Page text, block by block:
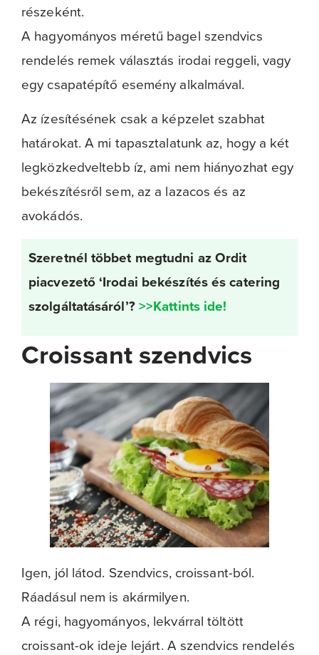
részeként.
A hagyományos méretű bagel szendvics
rendelés remek választás irodai reggeli, vagy
egy csapatépítő esemény alkalmával.
Az ízesítésének csak a képzelet szabhat
határokat. A mi tapasztalatunk az, hogy a két
legközkedveltebb íz, ami nem hiányozhat egy
bekészítésről sem, az a lazacos és az
avokádós.
Szeretnél többet megtudni az Ordit
piacvezető ‘Irodai bekészítés és catering
szolgáltatásáról’? >>Kattints ide!
Croissant szendvics
Igen, jól látod. Szendvics, croissant-ból.
Ráadásul nem is akármilyen.
A régi, hagyományos, lekvárral töltött
croissant-ok ideje lejárt. A szendvics rendelés